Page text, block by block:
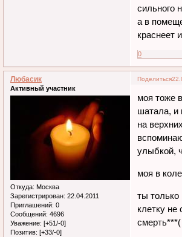
сильного
а в
краснеет
0
Поделиться
Любасик
Активный участник
Откуда: Москва
Зарегистрирован: 22.04.2011
Приглашений: 0
Сообщений: 4696
Уважение: [+51/-0]
Позитив: [+33/-0]
моя тоже
шатала, и
на
улыбкой,
моя в
ты только
клетку не
смерть***(